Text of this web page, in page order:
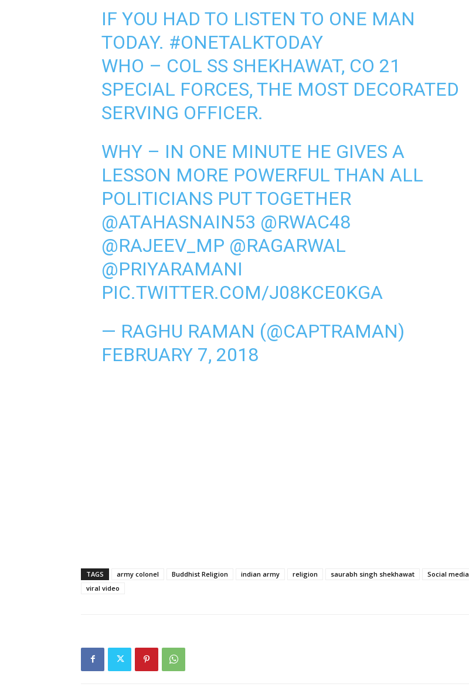
IF YOU HAD TO LISTEN TO ONE MAN
TODAY. #ONETALKTODAY
WHO – COL SS SHEKHAWAT, CO 21
SPECIAL FORCES, THE MOST DECORATED
SERVING OFFICER.
WHY – IN ONE MINUTE HE GIVES A
LESSON MORE POWERFUL THAN ALL
POLITICIANS PUT TOGETHER
@ATAHASNAIN53 @RWAC48
@RAJEEV_MP @RAGARWAL
@PRIYARAMANI
PIC.TWITTER.COM/J08KCE0KGA
— RAGHU RAMAN (@CAPTRAMAN)
FEBRUARY 7, 2018
TAGS army colonel Buddhist Religion indian army religion saurabh singh shekhawat
Social media
viral video